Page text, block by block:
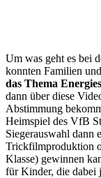
Um was geht es bei
konnten Familien
das Thema
dann über diese
Abstimmung
Heimspiel des VfB
Siegerauswahl dann
Trickfilmproduktion
Klasse) gewinnen
für Kinder, die dabei